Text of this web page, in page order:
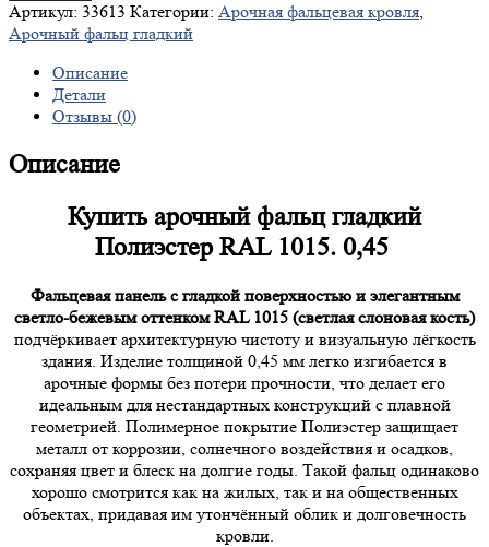
Артикул: 33613 Категории: Арочная фальцевая кровля,
Арочный фальц гладкий
Описание
Детали
Отзывы (0)
Описание
Купить арочный фальц гладкий
Полиэстер RAL 1015. 0,45
Фальцевая панель с гладкой поверхностью и элегантным
светло-бежевым оттенком RAL 1015 (светлая слоновая кость)
подчёркивает архитектурную чистоту и визуальную лёгкость
здания. Изделие толщиной 0,45 мм легко изгибается в
арочные формы без потери прочности, что делает его
идеальным для нестандартных конструкций с плавной
геометрией. Полимерное покрытие Полиэстер защищает
металл от коррозии, солнечного воздействия и осадков,
сохраняя цвет и блеск на долгие годы. Такой фальц одинаково
хорошо смотрится как на жилых, так и на общественных
объектах, придавая им утончённый облик и долговечность
кровли.